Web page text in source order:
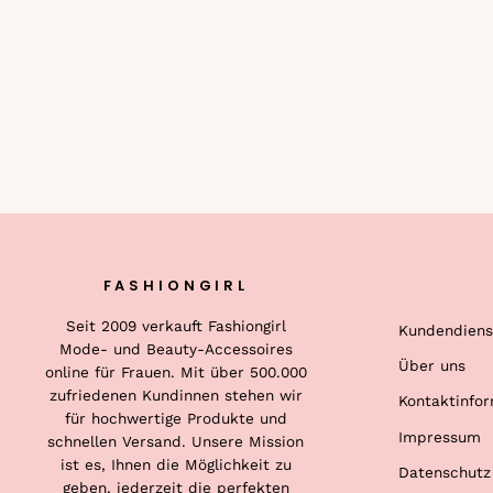
FASHIONGIRL
Seit 2009 verkauft Fashiongirl
Mode- und Beauty-Accessoires
online für Frauen. Mit über 500.000
zufriedenen Kundinnen stehen wir
für hochwertige Produkte und
schnellen Versand. Unsere Mission
ist es, Ihnen die Möglichkeit zu
geben, jederzeit die perfekten
Über uns
Impressum
Datenschutz